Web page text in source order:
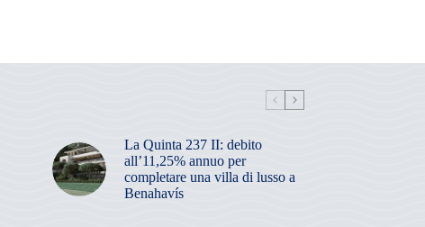
La Quinta 237 II: debito
all’11,25% annuo per
completare una villa di lusso a
Benahavís